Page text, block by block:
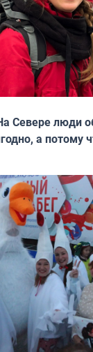
Севере люди
а потому